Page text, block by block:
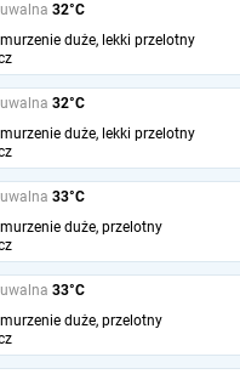
32°C
duże, lekki przelotny
32°C
duże, lekki przelotny
33°C
duże, przelotny
33°C
duże, przelotny